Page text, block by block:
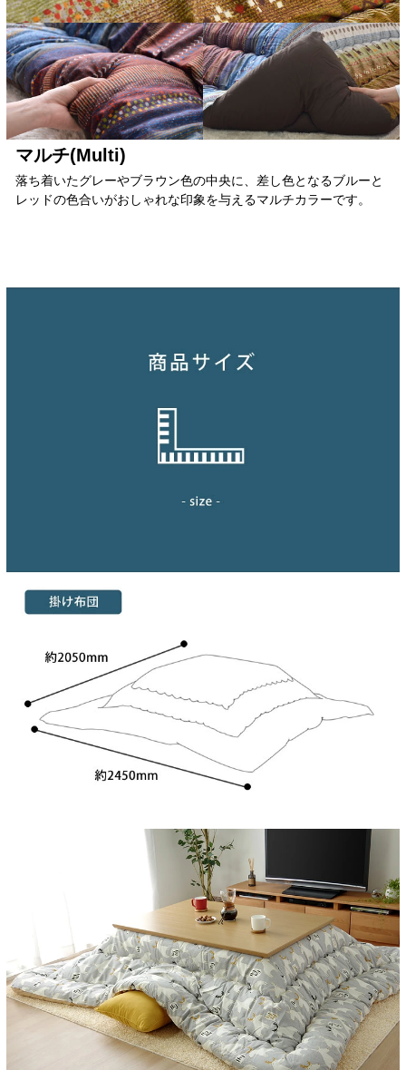
マルチ(Multi)
落ち着いたグレーやブラウン色の中央に、差し色となるブルーと
レッドの色合いがおしゃれな印象を与えるマルチカラーです。